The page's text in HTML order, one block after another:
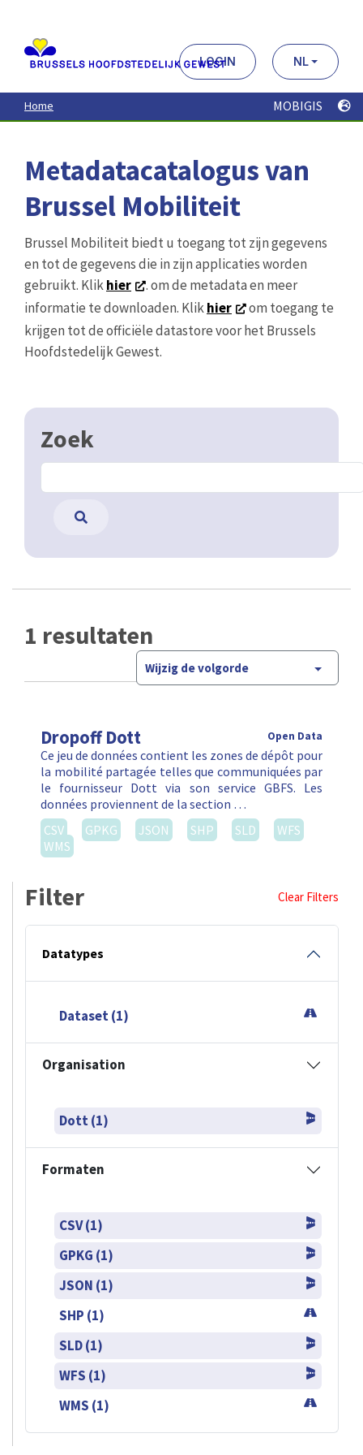
contenu
principal
LOGIN NL
Home MOBIGIS
Metadatacatalogus van
Brussel Mobiliteit
Brussel Mobiliteit biedt u toegang tot zijn gegevens
en tot de gegevens die in zijn applicaties worden
gebruikt. Klikhier
. om de metadata en meer
informatie te downloaden. Klikhier
om toegang te
krijgen tot de officiële datastore voor het Brussels
Hoofdstedelijk Gewest.
Zoek
1 resultaten
Wijzig de volgorde
Dropoff Dott Open Data
Ce jeu de données contient les zones de dépôt pour
la mobilité partagée telles que communiquées par
le fournisseur Dott via son service GBFS. Les
données proviennent de la section …
CSV
GPKG JSON SHP SLD
WFS
WMS
Filter Clear Filters
Datatypes
Dataset (1)
Organisation
Dott (1)
Formaten
CSV (1)
GPKG (1)
JSON (1)
SHP (1)
SLD (1)
WFS (1)
WMS (1)